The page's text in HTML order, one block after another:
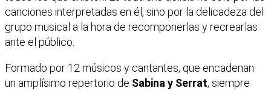
canciones interpretadas en él, sino por la delicadeza del
grupo musical a la hora de recomponerlas y recrearlas
ante el público.
Formado por 12 músicos y cantantes, que encadenan
un amplísimo repertorio de Sabina y Serrat, siempre